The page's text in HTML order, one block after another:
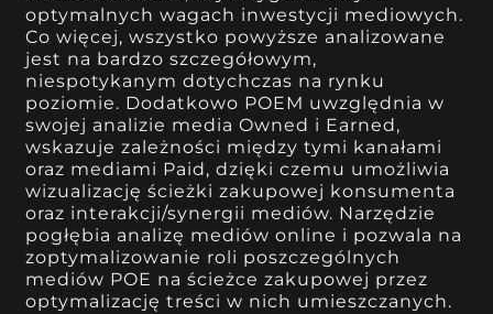
optymalnych wagach inwestycji mediowych.
Co więcej, wszystko powyższe analizowane
jest na bardzo szczegółowym,
niespotykanym dotychczas na rynku
poziomie. Dodatkowo POEM uwzględnia w
swojej analizie media Owned i Earned,
wskazuje zależności między tymi kanałami
oraz mediami Paid, dzięki czemu umożliwia
wizualizację ścieżki zakupowej konsumenta
oraz interakcji/synergii mediów. Narzędzie
pogłębia analizę mediów online i pozwala na
zoptymalizowanie roli poszczególnych
mediów POE na ścieżce zakupowej przez
optymalizację treści w nich umieszczanych.